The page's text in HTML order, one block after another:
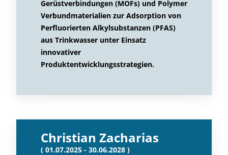
Gerüstverbindungen (MOFs) und Polymer
Verbundmaterialien zur Adsorption von
Perfluorierten Alkylsubstanzen (PFAS)
aus Trinkwasser unter Einsatz
innovativer
Produktentwicklungsstrategien.
Christian Zacharias
( 01.07.2025 - 30.06.2028 )